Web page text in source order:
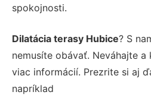
spokojnosti.
Dilatácia terasy Hubice? S
nemusíte obávať. Neváhajte
viac informácií. Prezrite si aj
napríklad